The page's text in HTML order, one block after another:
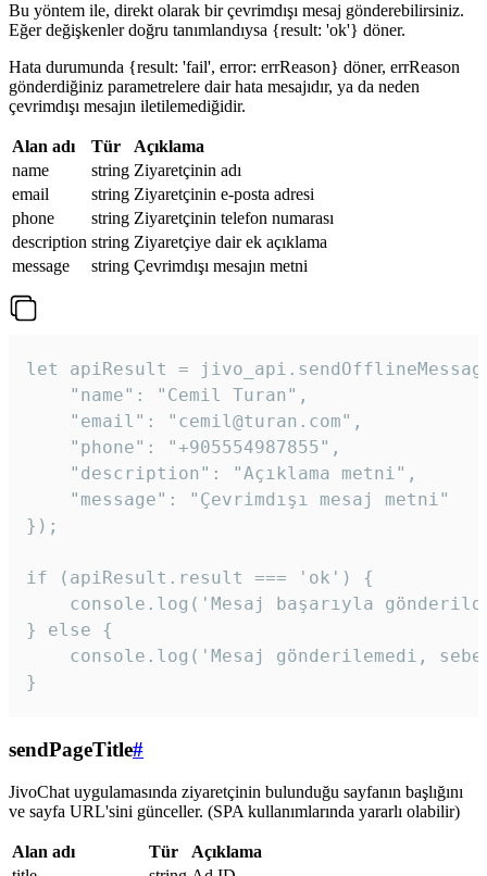
Bu yöntem ile, direkt olarak bir çevrimdışı mesaj gönderebilirsiniz.
Eğer değişkenler doğru tanımlandıysa {result: 'ok'} döner.
Hata durumunda {result: 'fail', error: errReason} döner, errReason
gönderdiğiniz parametrelere dair hata mesajıdır, ya da neden
çevrimdışı mesajın iletilemediğidir.
Alan adı Tür
Açıklama
name
string Ziyaretçinin adı
email
string Ziyaretçinin e-posta adresi
phone
string Ziyaretçinin telefon numarası
description string Ziyaretçiye dair ek açıklama
message
string Çevrimdışı mesajın metni
let apiResult =
    "name": "Cemil Turan",
    "email": "cemil@turan.com",
    "phone": "+905554987855",
    "description": "Açıklama metni",
    "message": "Çevrimdışı mesaj metni"
});
if (apiResult.result === 'ok') {
console.log('Mesaj başarıyla
} else {
console.log('Mesaj gönderilemedi,
}
sendPageTitle#
JivoChat uygulamasında ziyaretçinin bulunduğu sayfanın başlığını
ve sayfa URL'sini günceller. (SPA kullanımlarında yararlı olabilir)
Alan adı Tür
Açıklama